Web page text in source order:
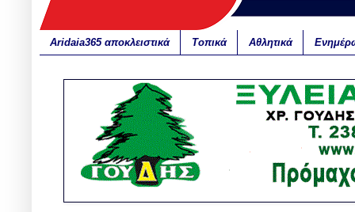
Aridaia365 αποκλειστικά Τοπικά Αθλητικά